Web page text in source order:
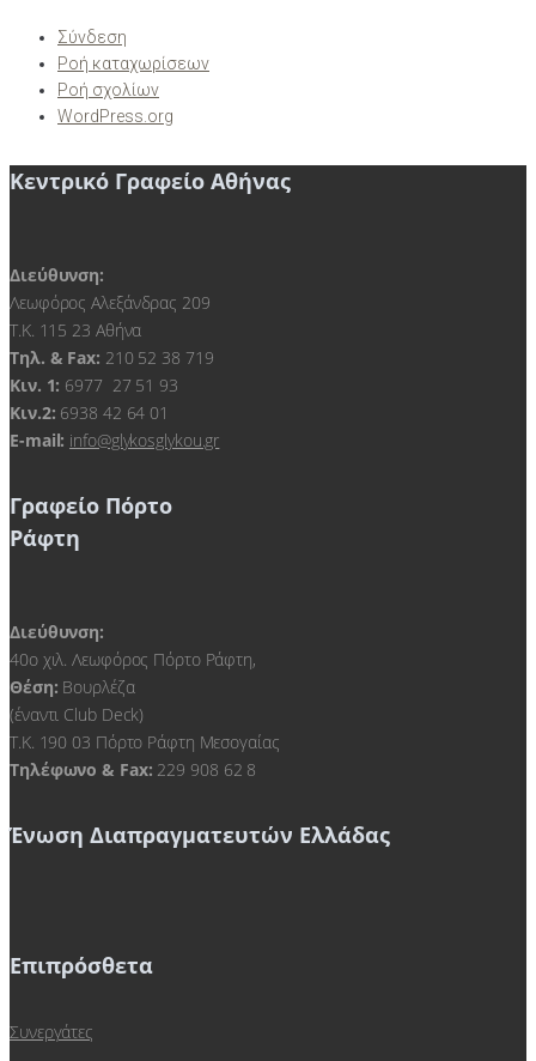
Σύνδεση
Ροή καταχωρίσεων
Ροή σχολίων
WordPress.org
Κεντρικό Γραφείο Αθήνας
Διεύθυνση:
Λεωφόρος Αλεξάνδρας 209
Τ.Κ. 115 23 Αθήνα
Τηλ. & Fax: 210 52 38 719
Kιν. 1: 6977 27 51 93
Κιν.2: 6938 42 64 01
E-mail: info@glykosglykou.gr
Γραφείο Πόρτο
Ράφτη
Διεύθυνση:
40ο χιλ. Λεωφόρος Πόρτο Ράφτη,
Θέση: Βουρλέζα
(έναντι Club Deck)
Τ.Κ. 190 03 Πόρτο Ράφτη Μεσογαίας
Τηλέφωνο & Fax: 229 908 62 8
Ένωση Διαπραγματευτών Ελλάδας
Επιπρόσθετα
Συνεργάτες